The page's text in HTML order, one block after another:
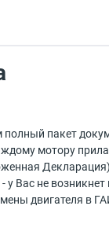
полный пакет
мотору
у Вас не
двигателя в